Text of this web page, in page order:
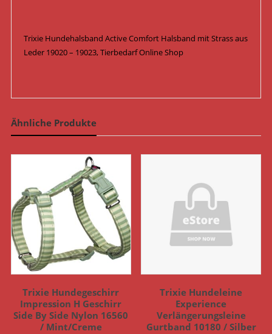
Trixie Hundehalsband Active Comfort Halsband mit Strass aus
Leder 19020 – 19023, Tierbedarf Online Shop
Ähnliche Produkte
Trixie Hundegeschirr
Impression H Geschirr
Side By Side Nylon 16560
/ Mint/Creme
Trixie Hundeleine
Experience
Verlängerungsleine
Gurtband 10180 / Silber